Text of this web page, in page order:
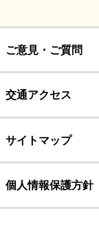
ご意見・ご質問
交通アクセス
サイトマップ
個人情報保護方針